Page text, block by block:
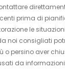
prima di
le
noi consigliati
o persino aver
da